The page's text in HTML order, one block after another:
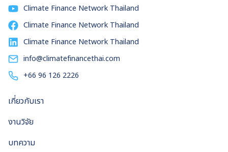
Climate Finance Network Thailand
Climate Finance Network Thailand
Climate Finance Network Thailand
info@climatefinancethai.com
+66 96 126 2226
เกี่ยวกับเรา
งานวิจัย
บทความ